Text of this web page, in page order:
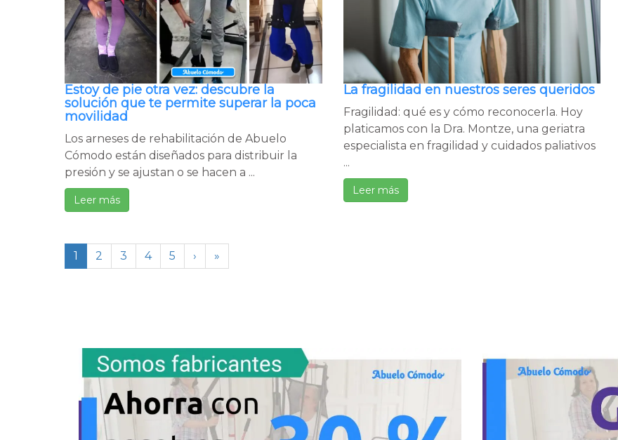
Estoy de pie otra vez: descubre la
solución que te permite superar la poca
movilidad
Los arneses de rehabilitación de Abuelo
Cómodo están diseñados para distribuir la
presión y se ajustan o se hacen a ...
Leer más
La fragilidad en nuestros seres queridos
Fragilidad: qué es y cómo reconocerla. Hoy
platicamos con la Dra. Montze, una geriatra
especialista en fragilidad y cuidados paliativos
...
Leer más
1 2 3 4 5 › »